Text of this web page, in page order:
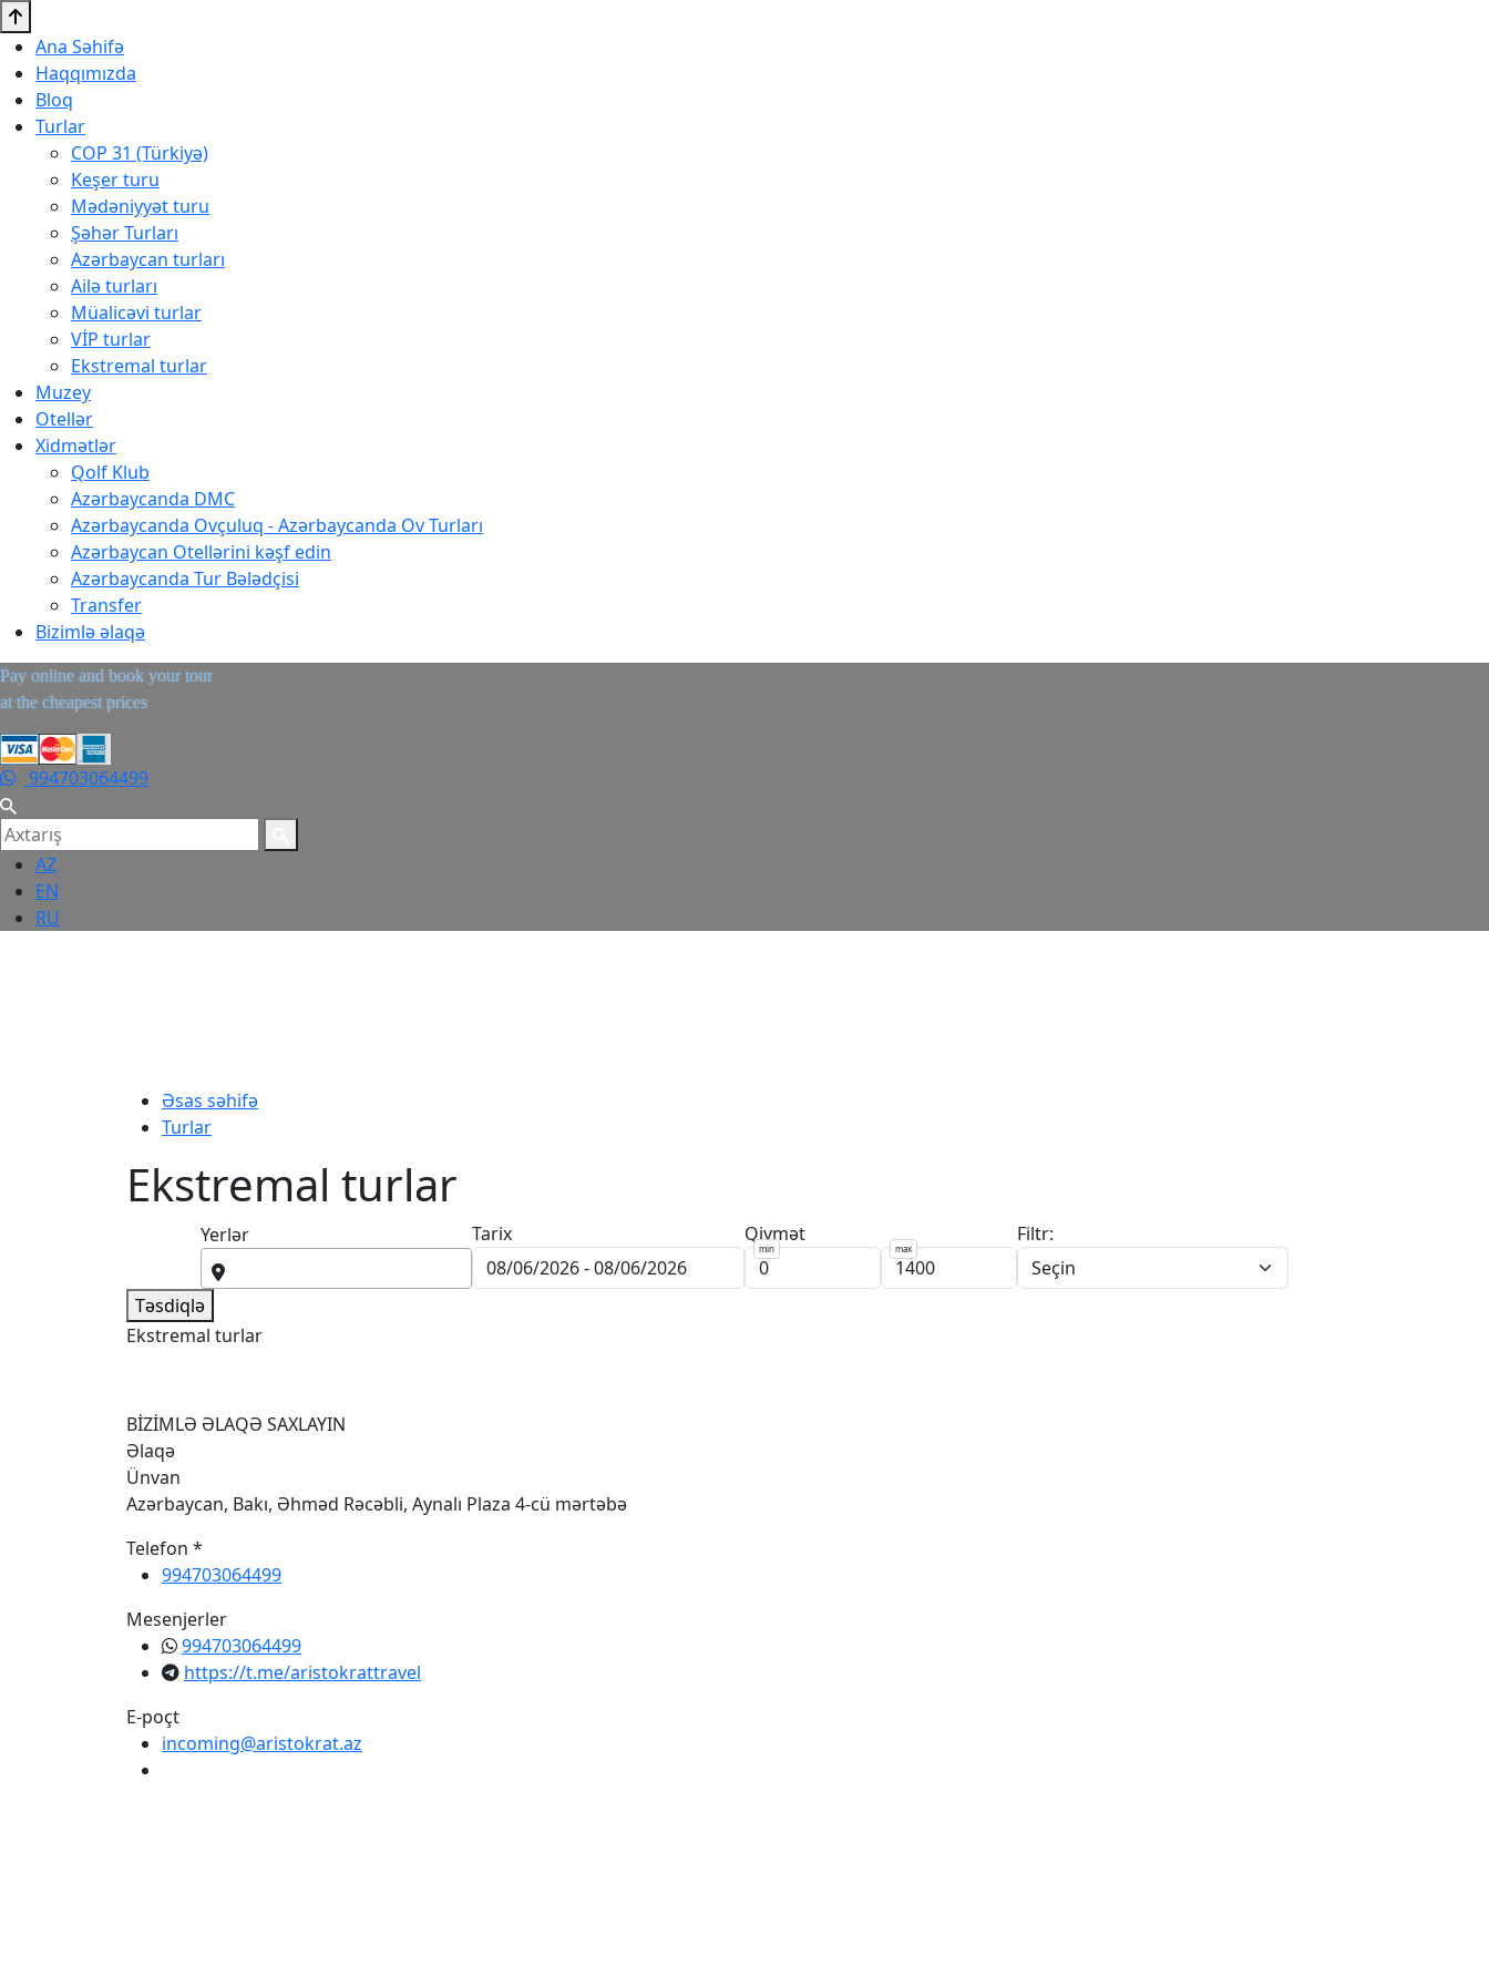
Ana Səhifə
Haqqımızda
Bloq
Turlar
COP 31 (Türkiyə)
Keşer turu
Mədəniyyət turu
Şəhər Turları
Azərbaycan turları
Ailə turları
Müalicəvi turlar
VİP turlar
Ekstremal turlar
Muzey
Otellər
Xidmətlər
Qolf Klub
Azərbaycanda DMC
Azərbaycanda Ovçuluq - Azərbaycanda Ov Turları
Azərbaycan Otellərini kəşf edin
Azərbaycanda Tur Bələdçisi
Transfer
Bizimlə əlaqə
Pay online and book your tour
at the cheapest prices
994703064499
AZ
EN
RU
Əsas səhifə
Turlar
Ekstremal turlar
Yerlər Tarix Qiymət
min max
Filtr:
Təsdiqlə
Ekstremal turlar
BİZİMLƏ ƏLAQƏ SAXLAYIN
Əlaqə
Ünvan
Azərbaycan, Bakı, Əhməd Rəcəbli, Aynalı Plaza 4-cü mərtəbə
Telefon *
994703064499
Mesenjerler
994703064499
https://t.me/aristokrattravel
E-poçt
incoming@aristokrat.az